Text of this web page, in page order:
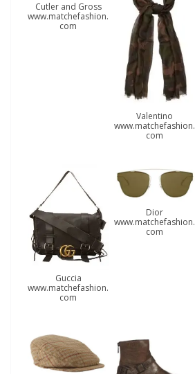
Cutler and Gross
www.matchefashion.
com
Valentino
www.matchefashion.
com
Guccia
www.matchefashion.
com
Dior
www.matchefashion.
com